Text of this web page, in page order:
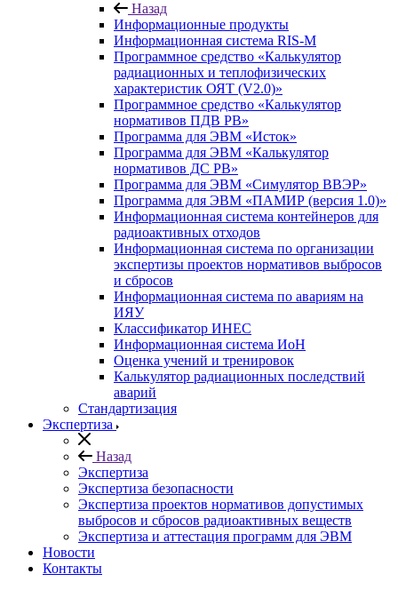
Назад
Информационные продукты
Информационная система RIS-M
Программное средство «Калькулятор
радиационных и теплофизических
характеристик ОЯТ (V2.0)»
Программное средство «Калькулятор
нормативов ПДВ РВ»
Программа для ЭВМ «Исток»
Программа для ЭВМ «Калькулятор
нормативов ДС РВ»
Программа для ЭВМ «Симулятор ВВЭР»
Программа для ЭВМ «ПАМИР (версия 1.0)»
Информационная система контейнеров для
радиоактивных отходов
Информационная система по организации
экспертизы проектов нормативов выбросов
и сбросов
Информационная система по авариям на
ИЯУ
Классификатор ИНЕС
Информационная система ИоН
Оценка учений и тренировок
Калькулятор радиационных последствий
аварий
Стандартизация
Экспертиза
Назад
Экспертиза
Экспертиза безопасности
Экспертиза проектов нормативов допустимых
выбросов и сбросов радиоактивных веществ
Экспертиза и аттестация программ для ЭВМ
Новости
Контакты